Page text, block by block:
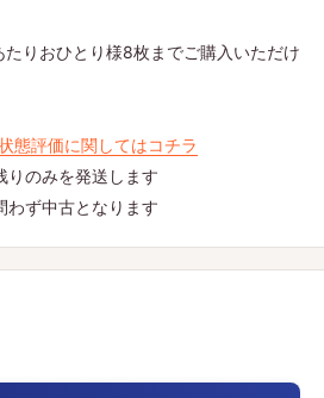
りおひとり様8枚までご購入いただけ
態評価に関してはコチラ
りのみを発送します
わず中古となります